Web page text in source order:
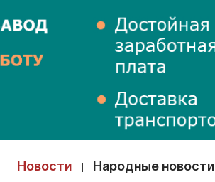
Новости Народные новости